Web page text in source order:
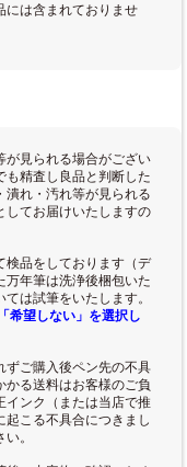
には含まれておりませ
見られる場合がござい
も精査し良品と判断した
潰れ・汚れ等が見られる
してお届けいたしますの
品をしております（デ
万年筆は洗浄後梱包いた
は試筆をいたします。
希望しない」を選択し
ご購入後ペン先の不具
かる送料はお客様のご負
インク（または当店で推
こる不具合につきまし
。